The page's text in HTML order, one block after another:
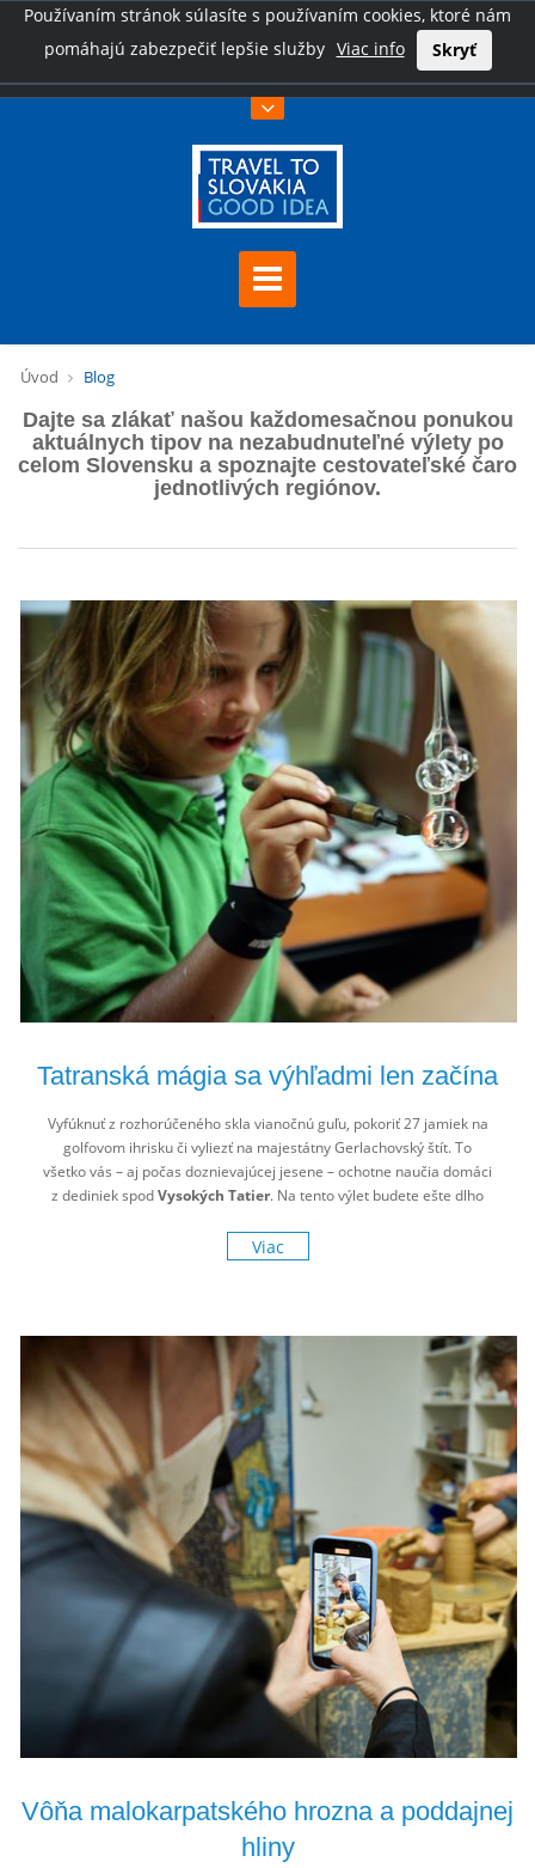
Používaním stránok súlasíte s používaním cookies, ktoré nám
pomáhajú zabezpečiť lepšie služby Viac info Skryť
Úvod Blog
Dajte sa zlákať našou každomesačnou ponukou
aktuálnych tipov na nezabudnuteľné výlety po
celom Slovensku a spoznajte cestovateľské čaro
jednotlivých regiónov.
Tatranská mágia sa výhľadmi len začína
Vyfúknuť z rozhorúčeného skla vianočnú guľu, pokoriť 27 jamiek na
golfovom ihrisku či vyliezť na majestátny Gerlachovský štít. To
všetko vás – aj počas doznievajúcej jesene – ochotne naučia domáci
z dediniek spodVysokých Tatier. Na tento výlet budete ešte dlho
Viac
Vôňa malokarpatského hrozna a poddajnej
hliny